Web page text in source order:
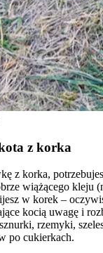
z korka
z korka,
wiążącego kleju
w korek –
kocią uwagę i
rzemyki,
po cukierkach.